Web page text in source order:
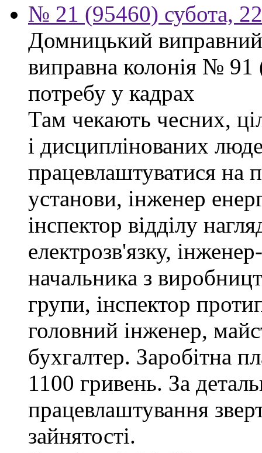
№ 21 (95460) субота,
Домницький
виправна колонія №
потребу у кадрах
Там чекають чесних,
і дисциплінованих
працевлаштуватися на
установи, інженер
інспектор відділу
електрозв'язку,
начальника з
групи, інспектор
головний інженер,
бухгалтер. Заробітна
1100 гривень. За
працевлаштування
зайнятості.